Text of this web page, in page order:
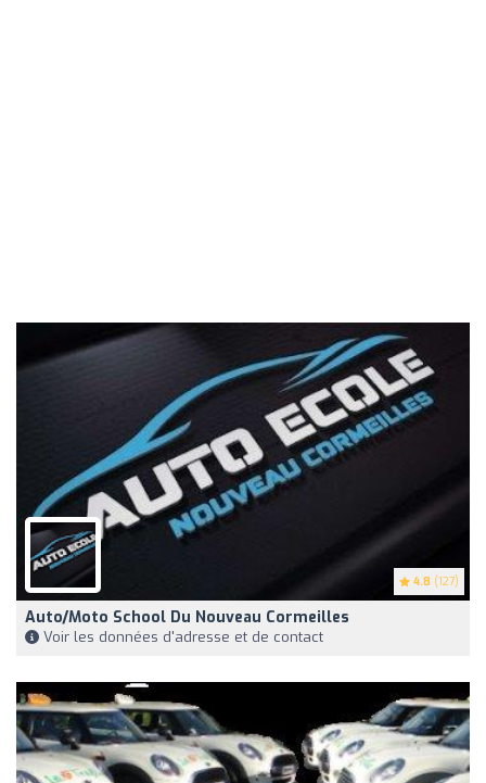
4.8 (127)
Auto/Moto School Du Nouveau Cormeilles
Voir les données d'adresse et de contact